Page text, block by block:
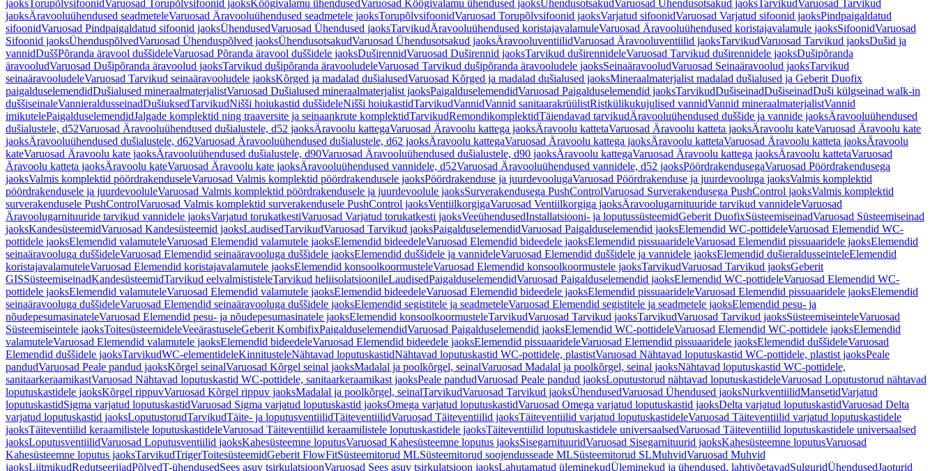
jaoksTorupõlvsifoonidVaruosad Torupõlvsifoonid jaoksKöögivalamu ühendusedVaruosad Köögivalamu ühendused jaoksÜhendusotsakudVaruosad Ühendusotsakud jaoksTarvikudVaruosad Tarvikud
jaoksÄravooluühendused seadmeteleVaruosad Äravooluühendused seadmetele jaoksTorupõlvsifoonidVaruosad Torupõlvsifoonid jaoksVarjatud sifoonidVaruosad Varjatud sifoonid jaoksPindpaigaldatud
sifoonidVaruosad Pindpaigaldatud sifoonid jaoksÜhendusedVaruosad Ühendused jaoksTarvikudÄravooluühendused koristajavalamuleVaruosad Äravooluühendused koristajavalamule jaoksSifoonidVaruosad
Sifoonid jaoksÜhenduspõlvedVaruosad Ühenduspõlved jaoksÜhendusotsakudVaruosad Ühendusotsakud jaoksÄravooluventiilidVaruosad Äravooluventiilid jaoksTarvikudVaruosad Tarvikud jaoksDušid ja
vannidDuššPõranda äravool duššideleVaruosad Põranda äravool duššidele jaoksDuširennidVaruosad Duširennid jaoksTarvikud duširennideleVaruosad Tarvikud duširennidele jaoksDušipõranda
äravooludVaruosad Dušipõranda äravoolud jaoksTarvikud dušipõranda äravooludeleVaruosad Tarvikud dušipõranda äravooludele jaoksSeinaäravooludVaruosad Seinaäravoolud jaoksTarvikud
seinaäravooludeleVaruosad Tarvikud seinaäravooludele jaoksKõrged ja madalad dušialusedVaruosad Kõrged ja madalad dušialused jaoksMineraalmaterjalist madalad dušialused ja Geberit Duofix
paigalduselemendidDušialused mineraalmaterjalistVaruosad Dušialused mineraalmaterjalist jaoksPaigalduselemendidVaruosad Paigalduselemendid jaoksTarvikudDušiseinadDušiseinadDuši külgseinad walk-in
duššiseinaleVannieraldusseinadDušiuksedTarvikudNišši hoiukastid duššideleNišši hoiukastidTarvikudVannidVannid sanitaarakrüülistRistkülikukujulised vannidVannid mineraalmaterjalistVannid
imikutelePaigalduselemendidJalgade komplektid ning traaversite ja seinaankrute komplektidTarvikudRemondikomplektidTäiendavad tarvikudÄravooluühendused duššide ja vannide jaoksÄravooluühendused
dušialustele, d52Varuosad Äravooluühendused dušialustele, d52 jaoksÄravoolu kattegaVaruosad Äravoolu kattega jaoksÄravoolu kattetaVaruosad Äravoolu katteta jaoksÄravoolu kateVaruosad Äravoolu kate
jaoksÄravooluühendused dušialustele, d62Varuosad Äravooluühendused dušialustele, d62 jaoksÄravoolu kattegaVaruosad Äravoolu kattega jaoksÄravoolu kattetaVaruosad Äravoolu katteta jaoksÄravoolu
kateVaruosad Äravoolu kate jaoksÄravooluühendused dušialustele, d90Varuosad Äravooluühendused dušialustele, d90 jaoksÄravoolu kattegaVaruosad Äravoolu kattega jaoksÄravoolu kattetaVaruosad
Äravoolu katteta jaoksÄravoolu kateVaruosad Äravoolu kate jaoksÄravooluühendused vannidele, d52Varuosad Äravooluühendused vannidele, d52 jaoksPöördrakendusegaVaruosad Pöördrakendusega
jaoksValmis komplektid pöördrakenduseleVaruosad Valmis komplektid pöördrakendusele jaoksPöördrakenduse ja juurdevoolugaVaruosad Pöördrakenduse ja juurdevooluga jaoksValmis komplektid
pöördrakendusele ja juurdevooluleVaruosad Valmis komplektid pöördrakendusele ja juurdevoolule jaoksSurverakendusega PushControlVaruosad Surverakendusega PushControl jaoksValmis komplektid
surverakendusele PushControlVaruosad Valmis komplektid surverakendusele PushControl jaoksVentiilkorgigaVaruosad Ventiilkorgiga jaoksÄravoolugarnituuride tarvikud vannideleVaruosad
Äravoolugarnituuride tarvikud vannidele jaoksVarjatud torukatkestiVaruosad Varjatud torukatkesti jaoksVeeühendusedInstallatsiooni- ja loputussüsteemidGeberit DuofixSüsteemiseinadVaruosad Süsteemiseinad
jaoksKandesüsteemidVaruosad Kandesüsteemid jaoksLaudisedTarvikudVaruosad Tarvikud jaoksPaigalduselemendidVaruosad Paigalduselemendid jaoksElemendid WC-pottideleVaruosad Elemendid WC-
pottidele jaoksElemendid valamuteleVaruosad Elemendid valamutele jaoksElemendid bideedeleVaruosad Elemendid bideedele jaoksElemendid pissuaarideleVaruosad Elemendid pissuaaridele jaoksElemendid
seinaäravooluga duššideleVaruosad Elemendid seinaäravooluga duššidele jaoksElemendid duššidele ja vannideleVaruosad Elemendid duššidele ja vannidele jaoksElemendid dušieraldusseinteleElemendid
koristajavalamuteleVaruosad Elemendid koristajavalamutele jaoksElemendid konsoolkoormusteleVaruosad Elemendid konsoolkoormustele jaoksTarvikudVaruosad Tarvikud jaoksGeberit
GISSüsteemiseinadKandesüsteemidTarvikud eelvalmististeleTarvikud heliisolatsioonileLaudisedPaigalduselemendidVaruosad Paigalduselemendid jaoksElemendid WC-pottideleVaruosad Elemendid WC-
pottidele jaoksElemendid valamuteleVaruosad Elemendid valamutele jaoksElemendid bideedeleVaruosad Elemendid bideedele jaoksElemendid pissuaarideleVaruosad Elemendid pissuaaridele jaoksElemendid
seinaäravooluga duššideleVaruosad Elemendid seinaäravooluga duššidele jaoksElemendid segistitele ja seadmeteleVaruosad Elemendid segistitele ja seadmetele jaoksElemendid pesu- ja
nõudepesumasinateleVaruosad Elemendid pesu- ja nõudepesumasinatele jaoksElemendid konsoolkoormusteleTarvikudVaruosad Tarvikud jaoksTarvikudVaruosad Tarvikud jaoksSüsteemiseinteleVaruosad
Süsteemiseintele jaoksToitesüsteemideleVeeärastuseleGeberit KombifixPaigalduselemendidVaruosad Paigalduselemendid jaoksElemendid WC-pottideleVaruosad Elemendid WC-pottidele jaoksElemendid
valamuteleVaruosad Elemendid valamutele jaoksElemendid bideedeleVaruosad Elemendid bideedele jaoksElemendid pissuaarideleVaruosad Elemendid pissuaaridele jaoksElemendid duššideleVaruosad
Elemendid duššidele jaoksTarvikudWC-elementideleKinnitusteleNähtavad loputuskastidNähtavad loputuskastid WC-pottidele, plastistVaruosad Nähtavad loputuskastid WC-pottidele, plastist jaoksPeale
pandudVaruosad Peale pandud jaoksKõrgel seinalVaruosad Kõrgel seinal jaoksMadalal ja poolkõrgel, seinalVaruosad Madalal ja poolkõrgel, seinal jaoksNähtavad loputuskastid WC-pottidele,
sanitaarkeraamikastVaruosad Nähtavad loputuskastid WC-pottidele, sanitaarkeraamikast jaoksPeale pandudVaruosad Peale pandud jaoksLoputustorud nähtavad loputuskastideleVaruosad Loputustorud nähtavad
loputuskastidele jaoksKõrgel rippuvVaruosad Kõrgel rippuv jaoksMadalal ja poolkõrgel, seinalTarvikudVaruosad Tarvikud jaoksÜhendusedVaruosad Ühendused jaoksNurkventiilidMansetidVarjatud
loputuskastidSigma varjatud loputuskastidVaruosad Sigma varjatud loputuskastid jaoksOmega varjatud loputuskastidVaruosad Omega varjatud loputuskastid jaoksDelta varjatud loputuskastidVaruosad Delta
varjatud loputuskastid jaoksLoputustorudTarvikudTäite- ja loputusventiilidTäiteventiilidVaruosad Täiteventiilid jaoksTäiteventiilid varjatud loputuskastideleVaruosad Täiteventiilid varjatud loputuskastidele
jaoksTäiteventiilid keraamilistele loputuskastideleVaruosad Täiteventiilid keraamilistele loputuskastidele jaoksTäiteventiilid loputuskastidele universaalsedVaruosad Täiteventiilid loputuskastidele universaalsed
jaoksLoputusventiilidVaruosad Loputusventiilid jaoksKahesüsteemne loputusVaruosad Kahesüsteemne loputus jaoksSisegarnituuridVaruosad Sisegarnituurid jaoksKahesüsteemne loputusVaruosad
Kahesüsteemne loputus jaoksTarvikudTrigerToitesüsteemidGeberit FlowFitSüsteemitorud MLSüsteemitorud soojendusseade MLSüsteemitorud SLMuhvidVaruosad Muhvid
jaoksLiitmikudRedutseerijadPõlvedT-ühendusedSees asuv tsirkulatsioonVaruosad Sees asuv tsirkulatsioon jaoksLahutamatud üleminekudÜleminekud ja ühendused, lahtivõetavadSulguridÜhendusedJaoturid